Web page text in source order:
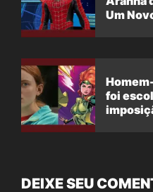
Um
foi
DEIXE SEU